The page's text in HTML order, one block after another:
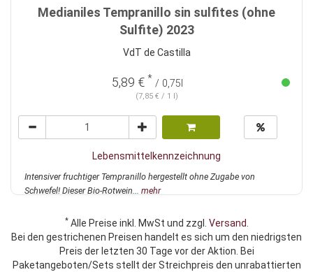
Medianiles Tempranillo sin sulfites (ohne
Sulfite) 2023
VdT de Castilla
5,89 € * / 0,75l
(7,85 € / 1 l)
Lebensmittelkennzeichnung
Intensiver fruchtiger Tempranillo hergestellt ohne Zugabe von
Schwefel! Dieser Bio-Rotwein... mehr
*Alle Preise inkl. MwSt und zzgl. Versand.
Bei den gestrichenen Preisen handelt es sich um den niedrigsten
Preis der letzten 30 Tage vor der Aktion. Bei
Paketangeboten/Sets stellt der Streichpreis den unrabattierten